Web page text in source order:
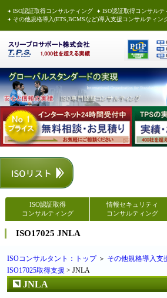
ISO認証取得コンサルティング
ISO認証取得コンサル
その他規格導入(ETS,BCMSなど)導入支援コンサルティン
ISO認証取得
コンサルティング
情報セキュリティ
コンサルティング
ISO17025 JNLA
ISOコンサルタント：トップ＞ その他規格導入支
ISO17025取得支援 > JNLA
JNLA